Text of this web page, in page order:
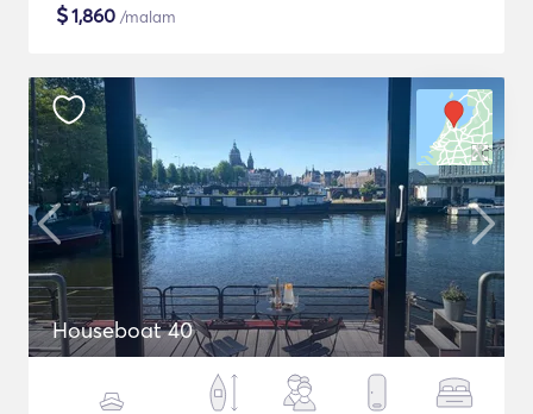
$1,860 /malam
Houseboat 40